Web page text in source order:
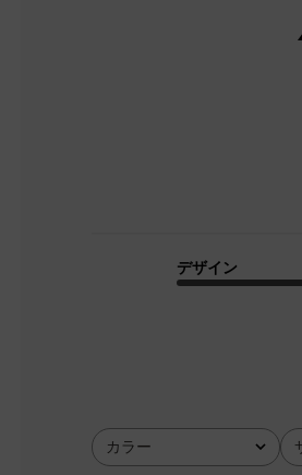
デザイン
カラー
全て